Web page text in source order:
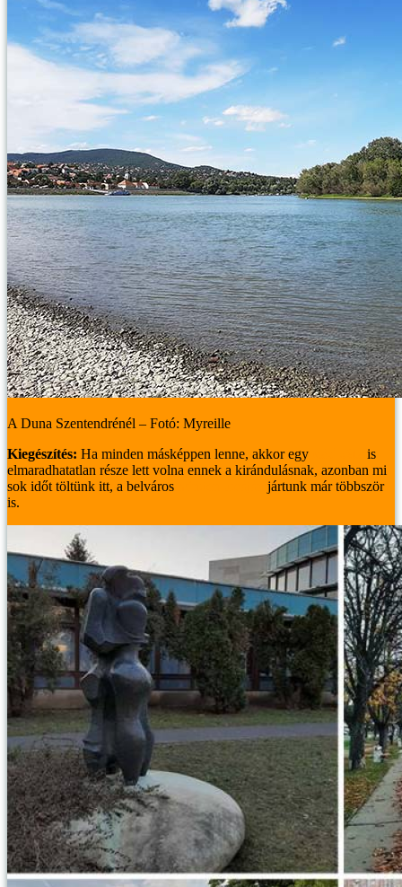
A Duna Szentendrénél – Fotó: Myreille
Kiegészítés: Ha minden másképpen lenne, akkor egy
is
elmaradhatatlan része lett volna ennek a kirándulásnak, azonban mi
sok időt töltünk itt, a belváros
jártunk már többször
is.